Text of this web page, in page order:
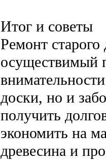
Итог и советы
Ремонт
осуществимый
доски, но и
получить
экономить на
древесина и